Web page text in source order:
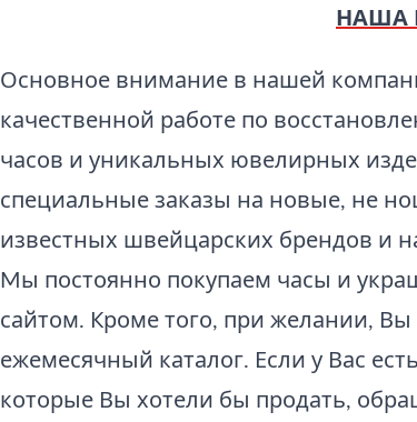
НАША
Основное внимание в нашей
качественной работе по
часов и уникальных ювелирных
специальные заказы на новые, не
известных швейцарских брендов и
Mы постоянно покупаем часы и
сайтом. Кроме того, при желании,
ежемесячный каталог. Если у Вас
которые Вы хотели бы продать,